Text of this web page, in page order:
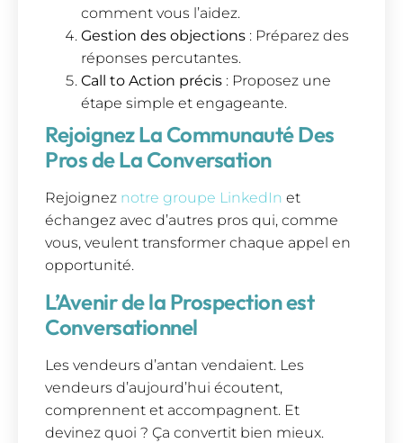
comment vous l’aidez.
Gestion des objections : Préparez des
réponses percutantes.
Call to Action précis : Proposez une
étape simple et engageante.
Rejoignez La Communauté Des
Pros de La Conversation
Rejoignez notre groupe LinkedIn et
échangez avec d’autres pros qui, comme
vous, veulent transformer chaque appel en
opportunité.
L’Avenir de la Prospection est
Conversationnel
Les vendeurs d’antan vendaient. Les
vendeurs d’aujourd’hui écoutent,
comprennent et accompagnent. Et
devinez quoi ? Ça convertit bien mieux.